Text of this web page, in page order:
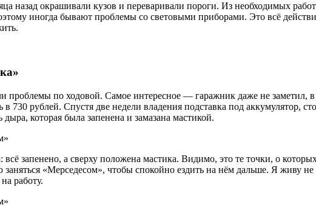
назад окрашивали кузов и переваривали пороги. Из необходимых
иногда бывают проблемы со световыми приборами. Это всё
по ходовой. Самое интересное — гаражник даже не заметил, в
рублей. Спустя две недели владения подставка под аккумулятор,
которая была запенена и замазана мастикой.
запенено, а сверху положена мастика. Видимо, это те точки, о
«Мерседесом», чтобы спокойно ездить на нём дальше. Я живу не
работу.